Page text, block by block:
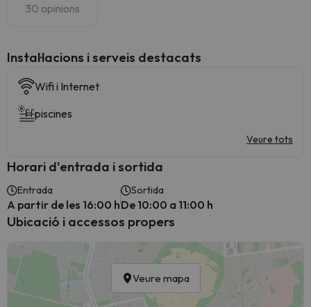
30 opinions
Instal·lacions i serveis destacats
Wifi i Internet
piscines
Veure tots
Horari d'entrada i sortida
Entrada
A partir de les 16:00 h
Sortida
De 10:00 a 11:00 h
Ubicació i accessos propers
Veure mapa